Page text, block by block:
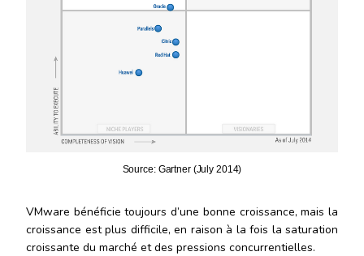
Source: Gartner (July 2014)
VMware bénéficie toujours d’une bonne croissance, mais la
croissance est plus difficile, en raison à la fois la saturation
croissante du marché et des pressions concurrentielles.